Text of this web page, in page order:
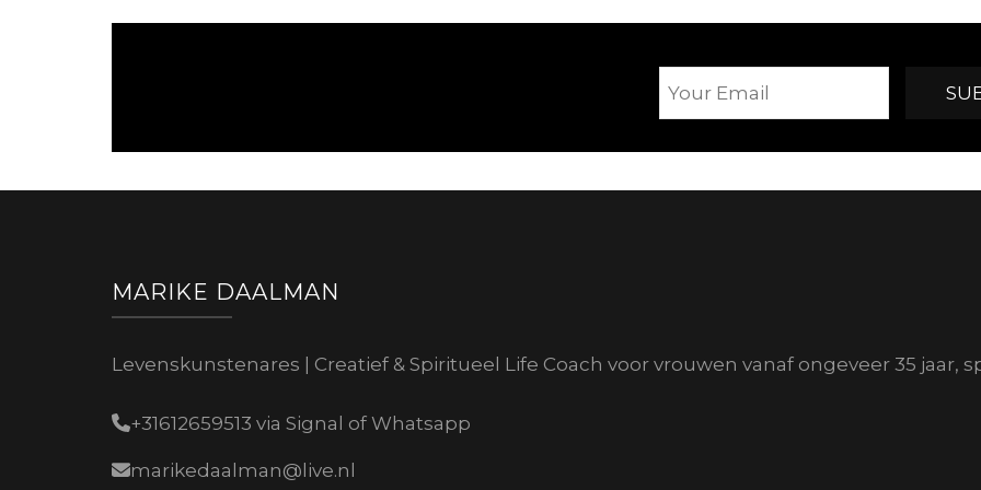
MARIKE DAALMAN
Levenskunstenares | Creatief & Spiritueel Life Coach voor vrouwen vanaf ongeveer 35 jaar,
+31612659513 via Signal of Whatsapp
marikedaalman@live.nl